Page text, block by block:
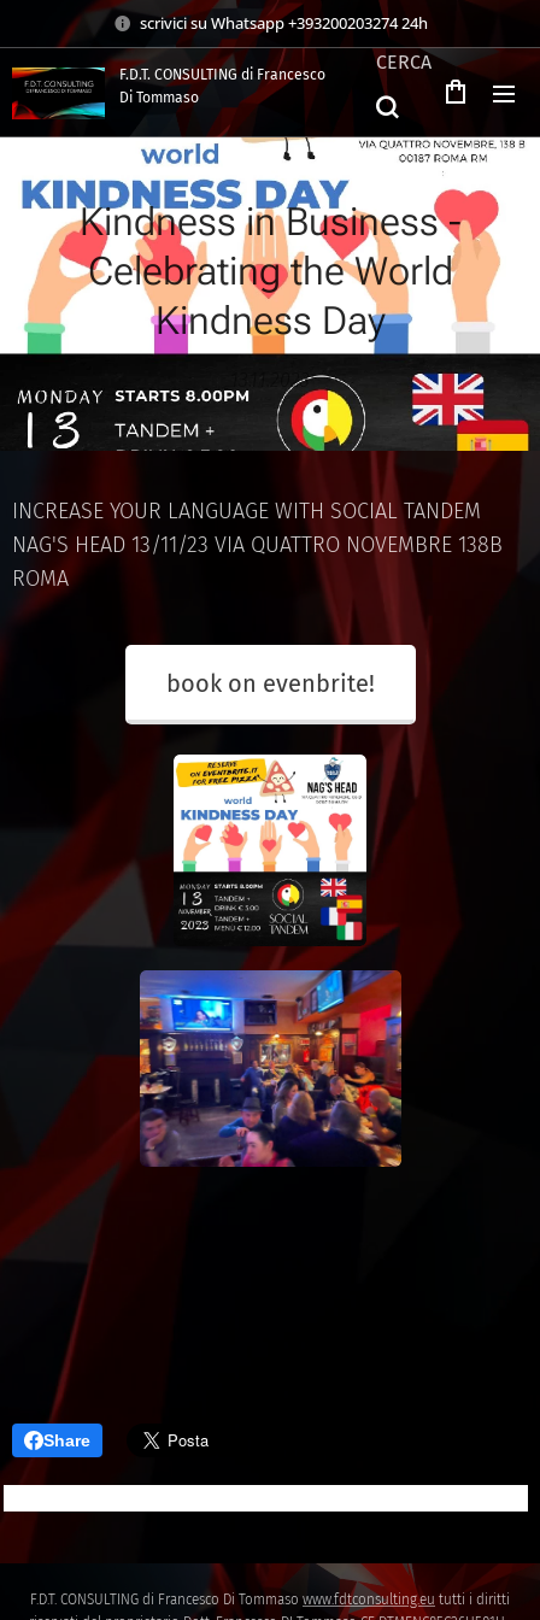
scrivici su Whatsapp +393200203274 24h
F.D.T. CONSULTING di Francesco
Di Tommaso
CERCA
Kindness in Business -
Celebrating the World
Kindness Day
13.11.2023
INCREASE YOUR LANGUAGE WITH SOCIAL TANDEM
NAG'S HEAD 13/11/23 VIA QUATTRO NOVEMBRE 138B
ROMA
book on evenbrite!
Share
F.D.T. CONSULTING di Francesco Di Tommaso www.fdtconsulting.eu tutti i diritti